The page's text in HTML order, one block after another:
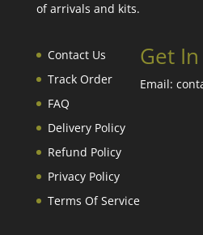
of arrivals and kits.
Contact Us
Track Order
FAQ
Delivery Policy
Refund Policy
Privacy Policy
Terms Of Service
Get
Email: